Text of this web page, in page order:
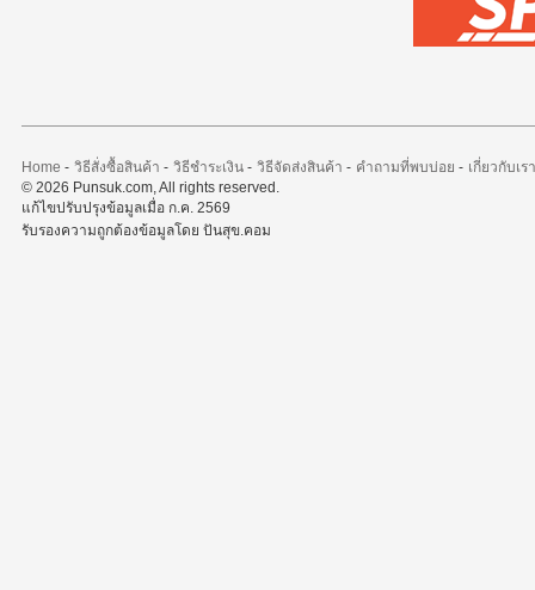
Home - วิธีสั่งซื้อสินค้า - วิธีชำระเงิน- วิธีจัดส่งสินค้า - คำถามที่พบบ่อย - เกี่ยวกับเรา
© 2026 Punsuk.com, All rights reserved.
แก้ไขปรับปรุงข้อมูลเมื่อ ก.ค. 2569
รับรองความถูกต้องข้อมูลโดย ปันสุข.คอม